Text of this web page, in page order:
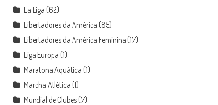
La Liga (62)
Libertadores da América (85)
Libertadores da América Feminina (17)
Liga Europa (1)
Maratona Aquática (1)
Marcha Atlética (1)
Mundial de Clubes(7)